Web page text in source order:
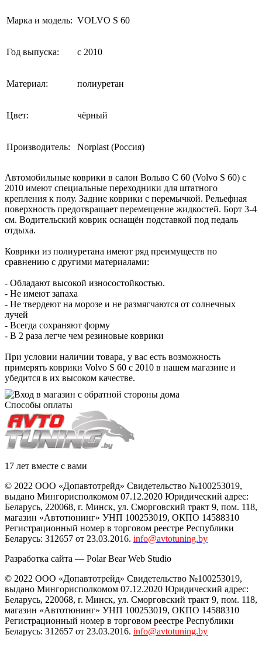
Марка и модель: VOLVO S 60
Год выпуска: с 2010
Материал: полиуретан
Цвет: чёрный
Производитель: Norplast (Россия)
Автомобильные коврики в салон Вольво С 60 (Volvo S 60) с
2010 имеют специальные переходники для штатного
крепления к полу. Задние коврики с перемычкой. Рельефная
поверхность предотвращает перемещение жидкостей. Борт 3-4
см. Водительский коврик оснащён подставкой под педаль
отдыха.
Коврики из полиуретана имеют ряд преимуществ по
сравнению с другими материалами:
- Обладают высокой износостойкостью.
- Не имеют запаха
- Не твердеют на морозе и не размягчаются от солнечных
лучей
- Всегда сохраняют форму
- В 2 раза легче чем резиновые коврики
При условии наличии товара, у вас есть возможность
примерять коврики Volvo S 60 с 2010 в нашем магазине и
убедится в их высоком качестве.
Способы оплаты
17 лет вместе с вами
© 2022 ООО «Допавтотрейд» Свидетельство №100253019,
выдано Мингорисполкомом 07.12.2020 Юридический адрес:
Беларусь, 220068, г. Минск, ул. Сморговский тракт 9, пом. 118,
магазин «Автотюнинг» УНП 100253019, ОКПО 14588310
Регистрационный номер в торговом реестре Республики
Беларусь: 312657 от 23.03.2016. info@avtotuning.by
Разработка сайта — Polar Bear Web Studio
© 2022 ООО «Допавтотрейд» Свидетельство №100253019,
выдано Мингорисполкомом 07.12.2020 Юридический адрес:
Беларусь, 220068, г. Минск, ул. Сморговский тракт 9, пом. 118,
магазин «Автотюнинг» УНП 100253019, ОКПО 14588310
Регистрационный номер в торговом реестре Республики
Беларусь: 312657 от 23.03.2016. info@avtotuning.by